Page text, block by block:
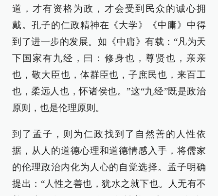
道，才有资格为政，才会受到民众的诚心拥
戴。孔子的仁政精神在《大学》《中庸》中得
到了进一步的发展。如《中庸》有载：“凡为天
下国家有九经，曰：修身也，尊贤也，亲亲
也，敬大臣也，体群臣也，子庶民也，来百工
也，柔远人也，怀诸侯也。”这“九经”既是政治
原则，也是伦理原则。
到了孟子，则为仁政找到了自然善的人性依
据，从人的道德心理和道德情感入手，将儒家
的伦理政治内化为人心的自觉选择。孟子明确
提出：“人性之善也，犹水之就下也。人无有不